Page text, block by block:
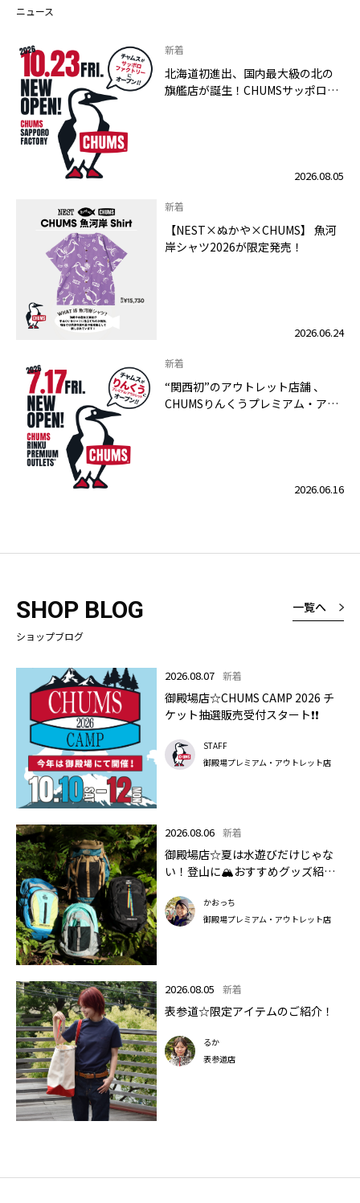
ニュース
新着
北海道初進出、国内最大級の北の
旗艦店が誕生！CHUMSサッポロフ
2026.08.05
新着
【NEST×ぬかや×CHUMS】 魚河
岸シャツ2026が限定発売！
2026.06.24
新着
“関西初”のアウトレット店舗 、
CHUMSりんくうプレミアム・アウ
2026.06.16
SHOP BLOG
ショップブログ
一覧へ
2026.08.07 新着
御殿場店☆CHUMS CAMP 2026 チ
ケット抽選販売受付スタート❗❗
STAFF
御殿場プレミアム・アウトレット店
2026.08.06 新着
御殿場店☆夏は水遊びだけじゃな
い！登山に🏔おすすめグッズ紹介
かおっち
御殿場プレミアム・アウトレット店
2026.08.05 新着
表参道☆限定アイテムのご紹介！
るか
表参道店